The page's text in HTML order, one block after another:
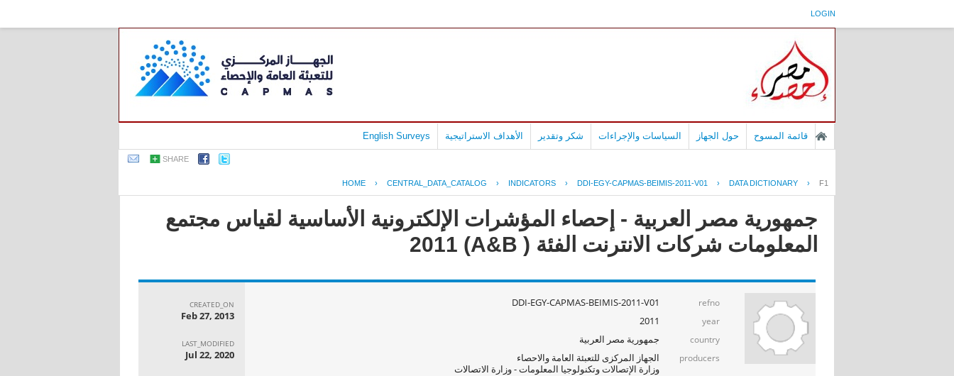
LOGIN
قائمة المسوح حول الجهاز السياسات والإجراءات شكر وتقدير الأهداف الاستراتيجية English Surveys
SHARE
HOME › CENTRAL_DATA_CATALOG › INDICATORS › DDI-EGY-CAPMAS-BEIMIS-2011-V01 › DATA DICTIONARY › F1
جمهورية مصر العربية - إحصاء المؤشرات الإلكترونية الأساسية لقياس مجتمع
المعلومات شركات الانترنت الفئة ( A&B) 2011
refno
DDI-EGY-CAPMAS-BEIMIS-2011-V01
year
2011
country جمهورية مصر العربية
producers
الجهاز المركزى للتعبئة العامة والاحصاء
وزارة الإتصالات وتكنولوجيا المعلومات - وزارة الاتصالات
CREATED_ON
Feb 27, 2013
LAST_MODIFIED
Jul 22, 2020